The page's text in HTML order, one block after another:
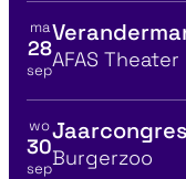
Bekijk details
ma
28
sepLocatie
AFAS Theater
Bekijk details
wo
30
sepLocatie
Burgerzoo